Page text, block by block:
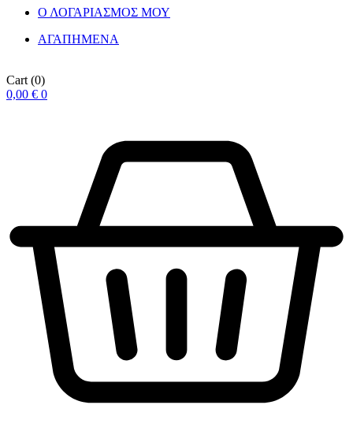
Ο ΛΟΓΑΡΙΑΣΜΟΣ ΜΟΥ
ΑΓΑΠΗΜΕΝΑ
Cart (0)
0,00 € 0